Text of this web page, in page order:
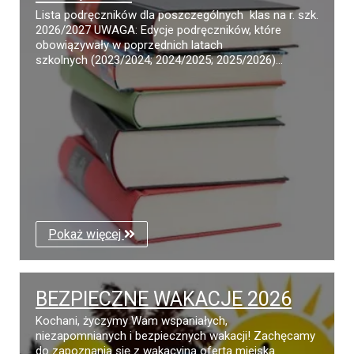
Lista podręczników dla poszczególnych klas na r. szk.
2026/2027 UWAGA: Edycje podręczników, które
obowiązywały w poprzednich latach
szkolnych (2023/2024; 2024/2025; 2025/2026)...
Pokaż więcej
BEZPIECZNE WAKACJE 2026
Kochani, życzymy Wam wspaniałych,
niezapomnianych i bezpiecznych wakacji! Zachęcamy
do zapoznania się z wakacyjną ofertą miejską